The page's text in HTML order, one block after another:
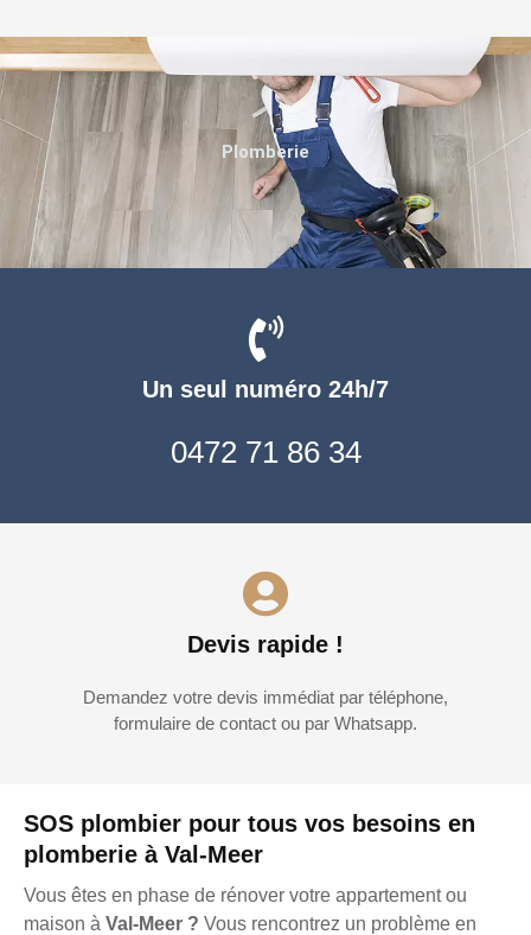
SOS plombier pour tous vos besoins en
plomberie à Val-Meer
Vous êtes en phase de rénover votre appartement ou
maison à Val-Meer ? Vous rencontrez un problème en
Un seul numéro 24h/7
0472 71 86 34
Devis rapide !
Demandez votre devis immédiat par téléphone,
formulaire de contact ou par Whatsapp.
Plomberie